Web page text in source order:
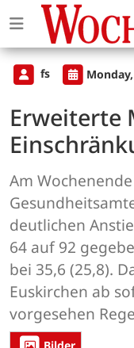
fs
Erweiterte
Am
deutlichen
64 auf 92
bei 35,6 (25,8).
Euskirchen ab
vorgesehen